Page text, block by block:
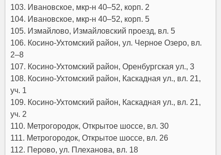
103. Ивановское, мкр-н 40–52, корп. 2
104. Ивановское, мкр-н 40–52, корп. 5
105. Измайлово, Измайловский проезд, вл. 5
106. Косино-Ухтомский район, ул. Черное Озеро, вл.
2–8
107. Косино-Ухтомский район, Оренбургская ул., 3
108. Косино-Ухтомский район, Каскадная ул., вл. 21,
уч. 1
109. Косино-Ухтомский район, Каскадная ул., вл. 21,
уч. 2
110. Метрогородок, Открытое шоссе, вл. 30
111. Метрогородок, Открытое шоссе, вл. 26
112. Перово, ул. Плеханова, вл. 18